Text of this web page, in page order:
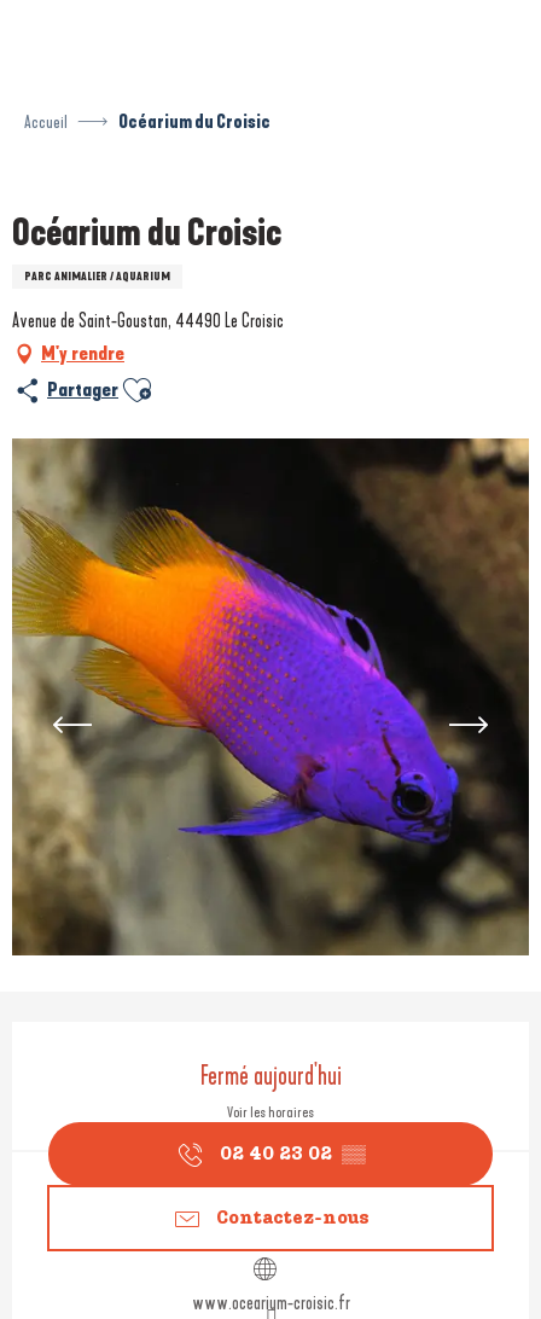
Accueil Océarium du Croisic
Océarium du Croisic
PARC ANIMALIER / AQUARIUM
Avenue de Saint-Goustan, 44490 Le Croisic
M'y rendre
Partager Ajouter aux favoris
Ouverture et coordonnées
Fermé aujourd'hui
Voir les horaires
02 40 23 02 ▒▒
Contactez-nous
www.ocearium-croisic.fr